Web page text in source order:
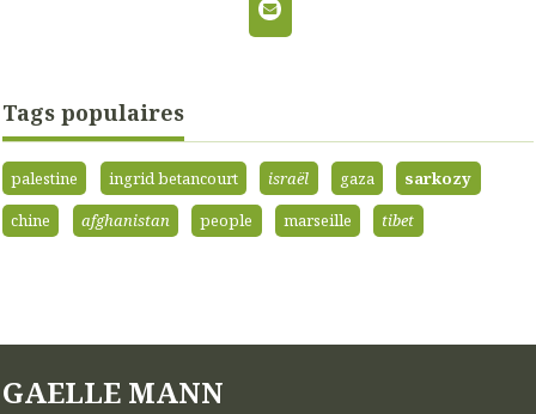
Tags populaires
palestine ingrid betancourt israël gaza
sarkozy
chine
afghanistan people marseille tibet
GAELLE MANN